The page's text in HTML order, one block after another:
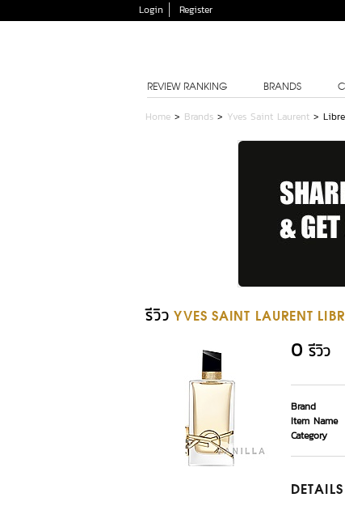
Login Register
REVIEW RANKING BRANDS
Home > Brands > Yves Saint Laurent >
รีวิว YVES SAINT LAURENT
0 รีวิว
Brand
Item Name
Category
DETAILS